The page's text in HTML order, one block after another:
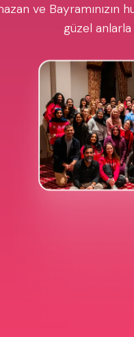
ve
güzel